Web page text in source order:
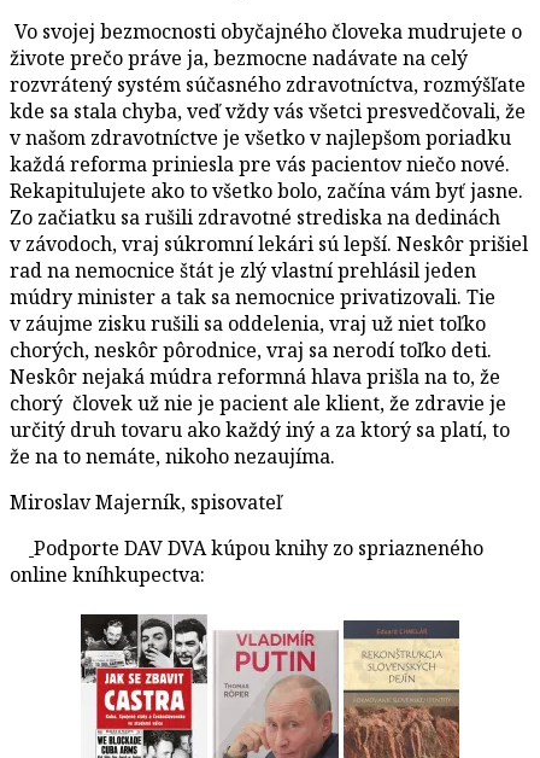
Vo svojej bezmocnosti obyčajného človeka mudrujete o
živote prečo práve ja, bezmocne nadávate na celý
rozvrátený systém súčasného zdravotníctva, rozmýšľate
kde sa stala chyba, veď vždy vás všetci presvedčovali, že
v našom zdravotníctve je všetko v najlepšom poriadku
každá reforma priniesla pre vás pacientov niečo nové.
Rekapitulujete ako to všetko bolo, začína vám byť jasne.
Zo začiatku sa rušili zdravotné strediska na dedinách
v závodoch, vraj súkromní lekári sú lepší. Neskôr prišiel
rad na nemocnice štát je zlý vlastní prehlásil jeden
múdry minister a tak sa nemocnice privatizovali. Tie
v záujme zisku rušili sa oddelenia, vraj už niet toľko
chorých, neskôr pôrodnice, vraj sa nerodí toľko deti.
Neskôr nejaká múdra reformná hlava prišla na to, že
chorý človek už nie je pacient ale klient, že zdravie je
určitý druh tovaru ako každý iný a za ktorý sa platí, to
že na to nemáte, nikoho nezaujíma.
Miroslav Majerník, spisovateľ
Podporte DAV DVA kúpou knihy zo spriazneného
online kníhkupectva: